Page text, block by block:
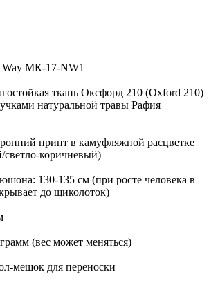
МК-17-NW1
ткань Оксфорд 210 (Oxford 210)
натуральной травы Рафия
принт в камуфляжной расцветке
коричневый)
130-135 см (при росте человека в
до щиколоток)
(вес может меняться)
мешок для переноски